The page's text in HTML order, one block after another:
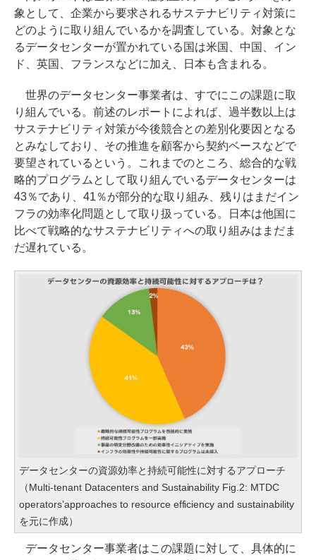
象として、企業から要求されるサステナビリティ対策に
どのように取り組んでいるかを調査している。対象とな
るデータセンターが置かれている国は米国、中国、イン
ド、英国、フランスなどに加え、日本も含まれる。
世界のデータセンター事業者は、すでにこの課題に取
り組んでいる。前述のレポートによれば、過半数以上は
サステナビリティ対策が今後競合との差別化要因となる
とみなしており、その推進を顧客から契約ベースなどで
要望されているという。これまでのところ、総合的な戦
略的プログラムとして取り組んでいるデータセンターは
43％であり、41％が部分的な取り組み、残りはまだイン
フラの効率化問題として取り扱っている。日本は他国に
比べて戦略的なサステナビリティへの取り組みはまだま
だ遅れている。
データセンターの資源効率と持続可能性に対するアプローチ
（Multi-tenant Datacenters and Sustainability Fig.2: MTDC
operators’approaches to resource efficiency and sustainability
を元に作成）
データセンター事業者はこの課題に対して、具体的に